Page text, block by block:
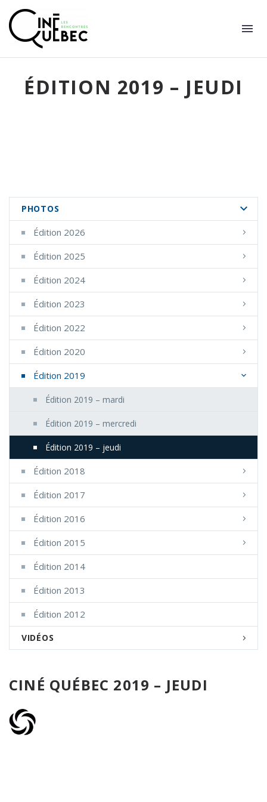
ÉDITION 2019 – JEUDI
PHOTOS
Édition 2026
Édition 2025
Édition 2024
Édition 2023
Édition 2022
Édition 2020
Édition 2019
Édition 2019 – mardi
Édition 2019 – mercredi
Édition 2019 – jeudi
Édition 2018
Édition 2017
Édition 2016
Édition 2015
Édition 2014
Édition 2013
Édition 2012
VIDÉOS
CINÉ QUÉBEC 2019 – JEUDI